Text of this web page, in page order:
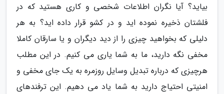
بیاید؟ آیا نگران اطلاعات شخصی و کاری هستید که در
فلشتان ذخیره نموده اید و در کشو قرار داده اید؟ به هر
دلیلی که بخواهید چیزی را از دید دیگران و یا سارقان کاملا
مخفی نگه دارید، ما به شما یاری می کنیم. در این مطلب
هرچیزی که درباره تبدیل وسایل روزمره به یک جای مخفی و
امنیتی احتیاج دارید به شما یاد می دهیم. این ترفندهای